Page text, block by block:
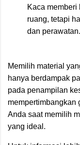
Kaca
ruang, tetapi
dan perawatan.
Memilih material
hanya berdampak
pada penampilan
mempertimbangkan
Anda saat memilih
yang ideal.